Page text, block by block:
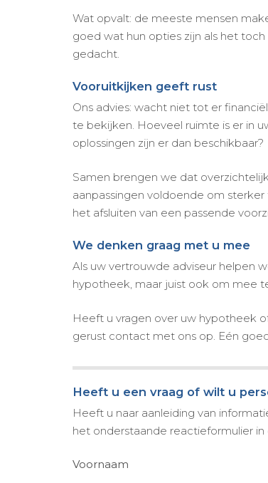
Wat opvalt: de meeste mensen
goed wat hun opties zijn als het
gedacht.
Vooruitkijken geeft rust
Ons advies: wacht niet tot er
te bekijken. Hoeveel ruimte is er in
oplossingen zijn er dan beschikbaar?
Samen brengen we dat
aanpassingen voldoende om
het afsluiten van een passende
We denken graag met u mee
Als uw vertrouwde adviseur helpen
hypotheek, maar juist ook om mee
Heeft u vragen over uw hypotheek
gerust contact met ons op. Eén
Heeft u een vraag of wilt u
Heeft u naar aanleiding van
het onderstaande reactieformulier in
Voornaam